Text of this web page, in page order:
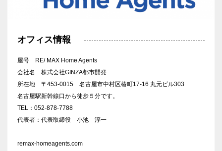
オフィス情報
屋号 RE/ MAX Home Agents
会社名 株式会社GINZA都市開発
所在地 〒453-0015 名古屋市中村区椿町17-16 丸元ビル303
名古屋駅新幹線口から徒歩５分です。
TEL：052-878-7788
代表者：代表取締役 小池 淳一
remax-homeagents.com